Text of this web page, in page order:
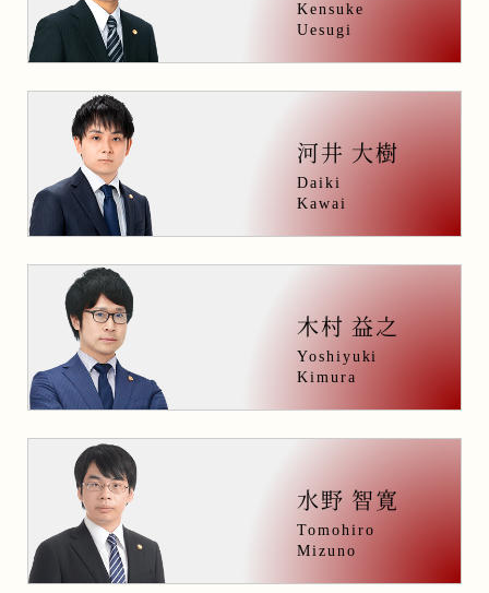
Kensuke
Uesugi
河井 大樹
Daiki
Kawai
木村 益之
Yoshiyuki
Kimura
水野 智寛
Tomohiro
Mizuno